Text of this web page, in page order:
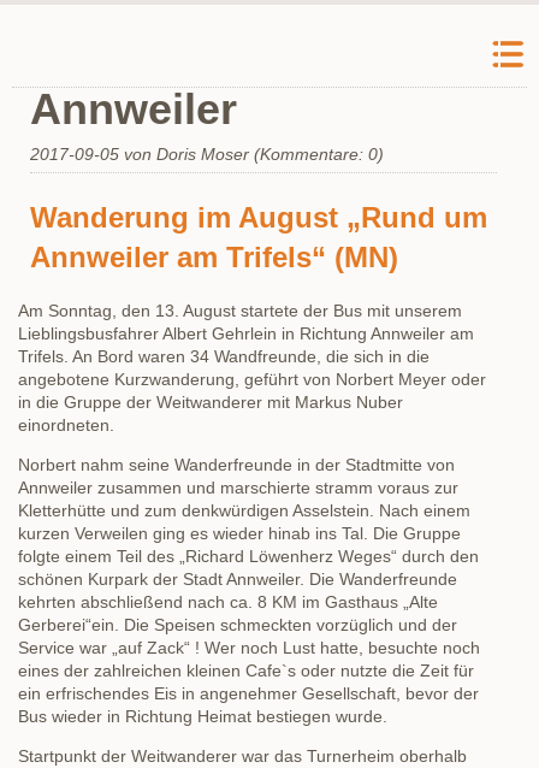
Annweiler
2017-09-05 von Doris Moser (Kommentare: 0)
Wanderung im August „Rund um
Annweiler am Trifels“ (MN)
Am Sonntag, den 13. August startete der Bus mit unserem
Lieblingsbusfahrer Albert Gehrlein in Richtung Annweiler am
Trifels. An Bord waren 34 Wandfreunde, die sich in die
angebotene Kurzwanderung, geführt von Norbert Meyer oder
in die Gruppe der Weitwanderer mit Markus Nuber
einordneten.
Norbert nahm seine Wanderfreunde in der Stadtmitte von
Annweiler zusammen und marschierte stramm voraus zur
Kletterhütte und zum denkwürdigen Asselstein. Nach einem
kurzen Verweilen ging es wieder hinab ins Tal. Die Gruppe
folgte einem Teil des „Richard Löwenherz Weges“ durch den
schönen Kurpark der Stadt Annweiler. Die Wanderfreunde
kehrten abschließend nach ca. 8 KM im Gasthaus „Alte
Gerberei“ein. Die Speisen schmeckten vorzüglich und der
Service war „auf Zack“ ! Wer noch Lust hatte, besuchte noch
eines der zahlreichen kleinen Cafe`s oder nutzte die Zeit für
ein erfrischendes Eis in angenehmer Gesellschaft, bevor der
Bus wieder in Richtung Heimat bestiegen wurde.
Startpunkt der Weitwanderer war das Turnerheim oberhalb